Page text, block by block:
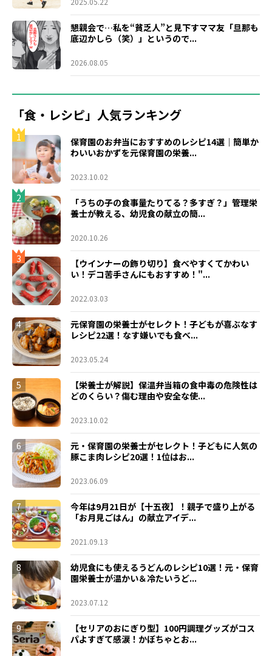
懇親会で…私を“貧乏人”と見下すママ友「旦那も
底辺かしら（笑）」というので...
2026.08.05
「食・レシピ」人気ランキング
1
保育園のお弁当におすすめのレシピ14選｜簡単か
わいいおかずを元保育園の栄養...
2023.10.02
2
「うちの子の食事量たりてる？多すぎ？」管理栄
養士が教える、幼児食の献立の簡...
2020.10.26
3
【ウインナーの飾り切り】食べやすくてかわい
い！デコ苦手さんにもおすすめ！"...
2022.03.03
4
元保育園の栄養士がセレクト！子どもが喜ぶなす
レシピ22選！なす嫌いでも食べ...
2023.05.24
5
【栄養士が解説】保温弁当箱の食中毒の危険性は
どのくらい？傷む理由や安全な使...
2023.10.02
6
元・保育園の栄養士がセレクト！子どもに人気の
豚こま肉レシピ20選！1位はお...
2023.06.09
7
今年は9月21日が【十五夜】！親子で盛り上がる
「お月見ごはん」の献立アイデ...
2021.09.13
8
幼児食にも使えるうどんのレシピ10選！元・保育
園栄養士が温かい＆冷たいうど...
2023.07.12
9
【セリアのおにぎり型】100円調理グッズがコス
パよすぎて感涙！かぼちゃとお...